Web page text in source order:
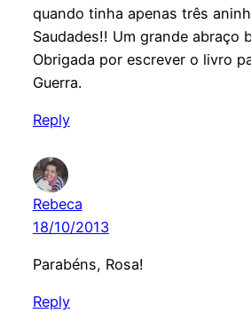
quando tinha apenas três
Saudades!! Um grande abraço
Obrigada por escrever o livro
Guerra.
Reply
Rebeca
18/10/2013
Parabéns, Rosa!
Reply